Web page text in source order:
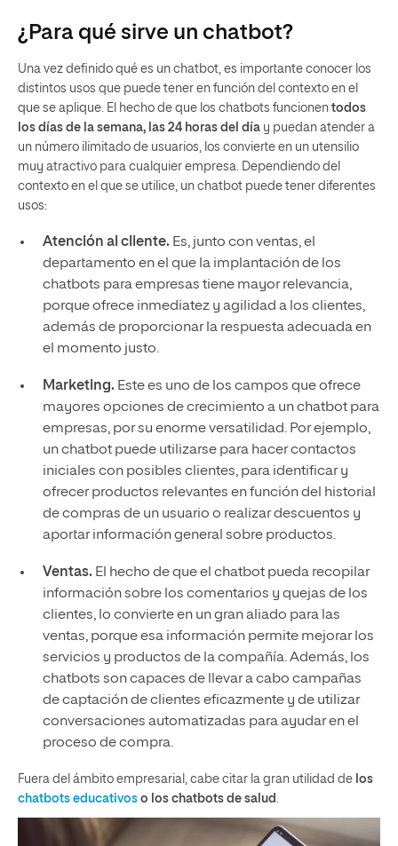
¿Para qué sirve un chatbot?
Una vez definido qué es un chatbot, es importante conocer los
distintos usos que puede tener en función del contexto en el
que se aplique. El hecho de que los chatbots funcionen todos
los días de la semana, las 24 horas del día y puedan atender a
un número ilimitado de usuarios, los convierte en un utensilio
muy atractivo para cualquier empresa. Dependiendo del
contexto en el que se utilice, un chatbot puede tener diferentes
usos:
Atención al cliente. Es, junto con ventas, el
departamento en el que la implantación de los
chatbots para empresas tiene mayor relevancia,
porque ofrece inmediatez y agilidad a los clientes,
además de proporcionar la respuesta adecuada en
el momento justo.
Marketing. Este es uno de los campos que ofrece
mayores opciones de crecimiento a un chatbot para
empresas, por su enorme versatilidad. Por ejemplo,
un chatbot puede utilizarse para hacer contactos
iniciales con posibles clientes, para identificar y
ofrecer productos relevantes en función del historial
de compras de un usuario o realizar descuentos y
aportar información general sobre productos.
Ventas. El hecho de que el chatbot pueda recopilar
información sobre los comentarios y quejas de los
clientes, lo convierte en un gran aliado para las
ventas, porque esa información permite mejorar los
servicios y productos de la compañía. Además, los
chatbots son capaces de llevar a cabo campañas
de captación de clientes eficazmente y de utilizar
conversaciones automatizadas para ayudar en el
proceso de compra.
Fuera del ámbito empresarial, cabe citar la gran utilidad de los
chatbots educativos o los chatbots de salud